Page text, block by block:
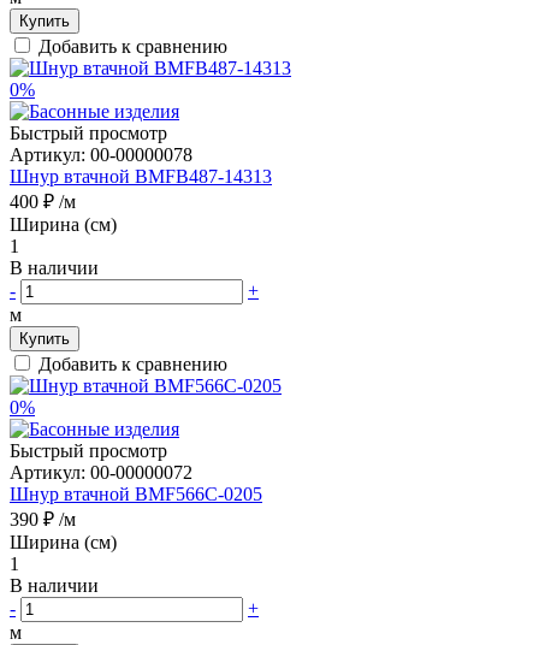
Купить
Добавить к сравнению
0%
Быстрый просмотр
Артикул: 00-00000078
Шнур втачной BMFB487-14313
400 ₽ /м
Ширина (см)
1
В наличии
-
+
м
Купить
Добавить к сравнению
0%
Быстрый просмотр
Артикул: 00-00000072
Шнур втачной BMF566C-0205
390 ₽ /м
Ширина (см)
1
В наличии
-
+
м